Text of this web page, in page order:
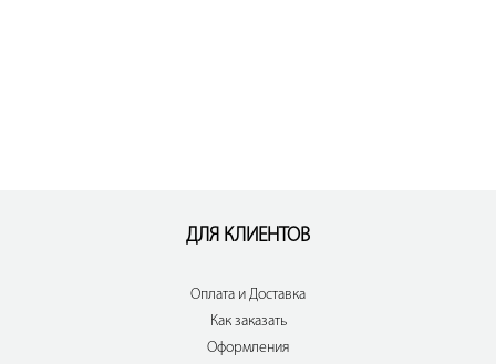
ДЛЯ КЛИЕНТОВ
Оплата и Доставка
Как заказать
Оформления